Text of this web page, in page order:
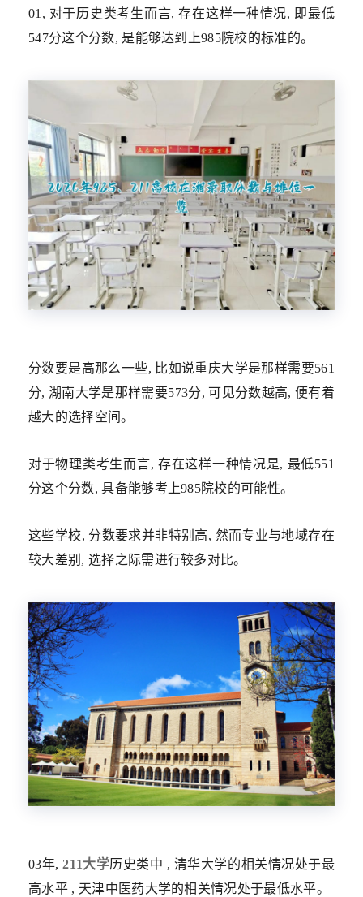
01, 对于历史类考生而言, 存在这样一种情况, 即最低
547分这个分数, 是能够达到上985院校的标准的。
分数要是高那么一些, 比如说重庆大学是那样需要561
分, 湖南大学是那样需要573分, 可见分数越高, 便有着
越大的选择空间。
对于物理类考生而言, 存在这样一种情况是, 最低551
分这个分数, 具备能够考上985院校的可能性。
这些学校, 分数要求并非特别高, 然而专业与地域存在
较大差别, 选择之际需进行较多对比。
03年,211大学历史类中 , 清华大学的相关情况处于最
高水平 , 天津中医药大学的相关情况处于最低水平。